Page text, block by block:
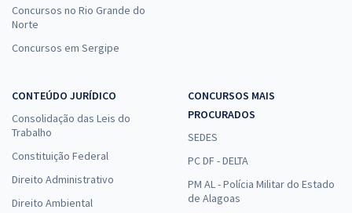
Concursos no Rio Grande do
Norte
Concursos em Sergipe
CONTEÚDO JURÍDICO
Consolidação das Leis do
Trabalho
Constituição Federal
Direito Administrativo
Direito Ambiental
CONCURSOS MAIS
PROCURADOS
SEDES
PC DF - DELTA
PM AL - Polícia Militar do Estado
de Alagoas